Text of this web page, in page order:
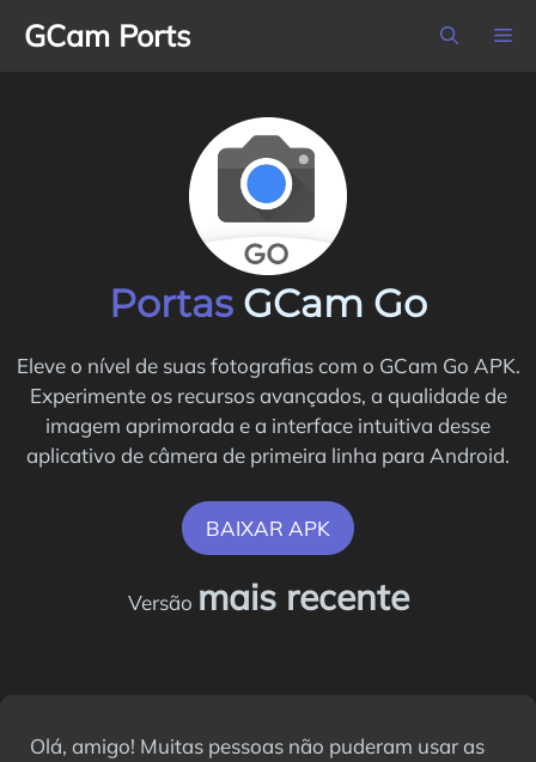
paraGCam Ports
Portas GCam Go
Eleve o nível de suas fotografias com o GCam Go APK.
Experimente os recursos avançados, a qualidade de
imagem aprimorada e a interface intuitiva desse
aplicativo de câmera de primeira linha para Android.
BAIXAR APK
Versão mais recente
Olá, amigo! Muitas pessoas não puderam usar as